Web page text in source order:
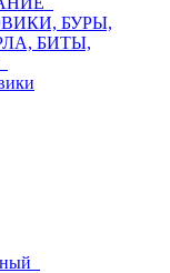
БУРЫ,
БИТЫ,